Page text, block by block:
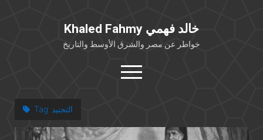
Khaled Fahmy خالد فهمي
خواطر عن مصر والشرق الأوسط والتاريخ
open
menu
خلفية شخصية
Tag: التجنيد